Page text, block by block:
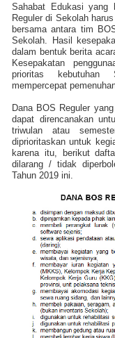
Sahabat Edukasi yang
Reguler di Sekolah
bersama antara tim
Sekolah. Hasil
dalam bentuk berita
Kesepakatan
prioritas kebutuhan
mempercepat
Dana BOS Reguler
dapat direncanakan
triwulan atau
diprioritaskan untuk
karena itu, berikut
dilarang / tidak
Tahun 2019 ini.